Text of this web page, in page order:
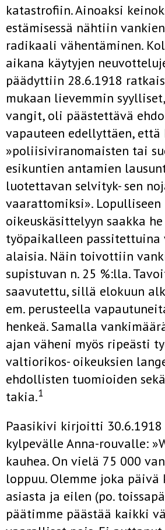
katastrofiin. Ainoaksi
estämisessä nähtiin
radikaali vähentäminen.
aikana käytyjen
päädyttiin 28.6.1918
mukaan lie­vemmin
vangit, oli päästettävä
vapauteen edellyttäen, että
»poliisiviranomaisten tai
esikuntien antamien
luotettavan selvi­tyk- sen
vaarattomiksi». Lopulliseen
oikeuskäsittelyyn saakka
työpaikalleen passitettuina
alaisia. Näin toivottiin
supistuvan n. 25 %:lla.
saavutettu, sillä elokuun
em. perusteella
henkeä. Samalla
ajan väheni myös ripeästi
valtiorikos- oikeuksien
ehdollis­ten tuomioiden
takia.1
Paasikivi kirjoitti 30.6.1918
kylpevälle Anna-rouvalle:
kauhea. On vielä 75 000
loppuu. Olem­me joka päivä
asiasta ja eilen (po.
päätimme päästää kaikki